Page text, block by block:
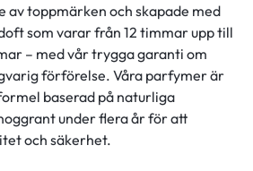
av toppmärken och skapade med
som varar från 12 timmar upp till
– med vår trygga garanti om
förförelse. Våra parfymer är
baserad på naturliga
under flera år för att
och säkerhet.